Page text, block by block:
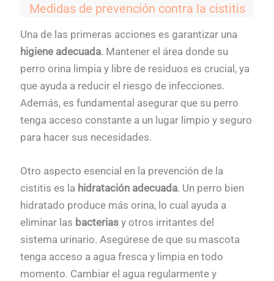
Medidas de prevención contra la cistitis
Una de las primeras acciones es garantizar una
higiene adecuada. Mantener el área donde su
perro orina limpia y libre de residuos es crucial, ya
que ayuda a reducir el riesgo de infecciones.
Además, es fundamental asegurar que su perro
tenga acceso constante a un lugar limpio y seguro
para hacer sus necesidades.
Otro aspecto esencial en la prevención de la
cistitis es la hidratación adecuada. Un perro bien
hidratado produce más orina, lo cual ayuda a
eliminar las bacteriasy otros irritantes del
sistema urinario. Asegúrese de que su mascota
tenga acceso a agua fresca y limpia en todo
momento. Cambiar el agua regularmente y